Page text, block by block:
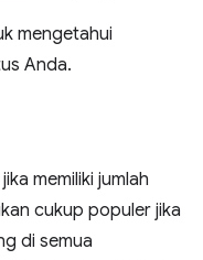
mengetahui
Anda.
memiliki jumlah
cukup populer jika
di semua